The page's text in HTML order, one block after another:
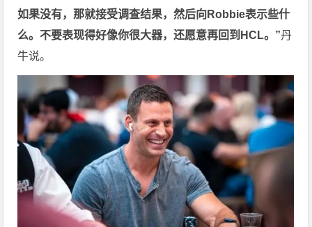
如果没有，那就接受调查结果，然后向Robbie表示些什
么。不要表现得好像你很大器，还愿意再回到HCL。”丹
牛说。